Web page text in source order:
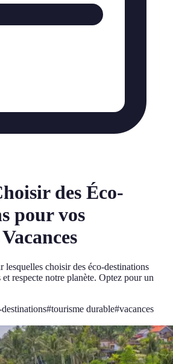
des Éco-
pour vos
lesquelles choisir des éco-destinations
respecte notre planète. Optez pour un
#tourisme durable#vacances